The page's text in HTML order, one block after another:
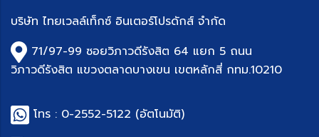
บริษัท ไทยเวลล์เท็กซ์ อินเตอร์โปรดักส์ จำกัด
71/97-99 ซอยวิภาวดีรังสิต 64 แยก 5 ถนน
วิภาวดีรังสิต แขวงตลาดบางเขน เขตหลักสี่ กทม.10210
โทร : 0-2552-5122 (อัตโนมัติ)